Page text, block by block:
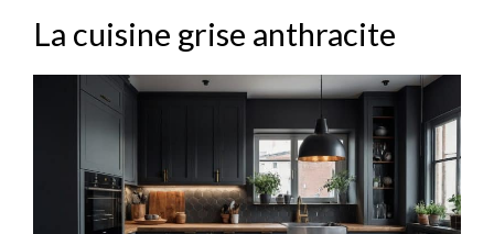
La cuisine grise anthracite